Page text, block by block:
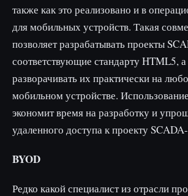
также как это реализовано и в
для мобильных устройств. Такая
позволяет разрабатывать проекты
соответствующие стандарту HTML5, а
разворачивать их практически на
мобильном устройстве.
экономит время на разработку и
удаленного доступа к проекту
BYOD
Редко какой специалист из отрасли